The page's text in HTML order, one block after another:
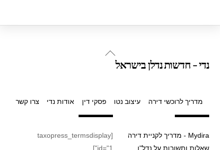
Back
נדי - חדשות נדלן בישראל
מדריך לרוכשי דירה עיצוב נטו פסקי דין אודות נדי צרו קשר
Mydira - מדריך לקניית דירה
שאלות ותשובות על נדל"ן
[taxopress_termsdisplay
id="1"]